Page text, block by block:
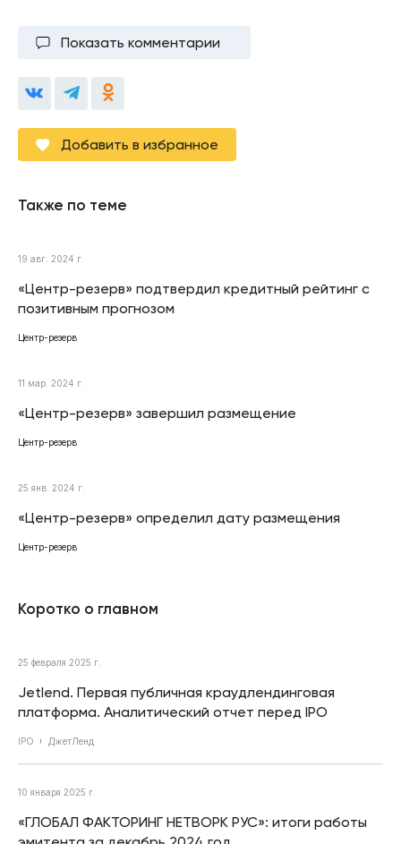
Показать комментарии
Добавить в избранное
Также по теме
19 авг. 2024 г.
«Центр-резерв» подтвердил кредитный рейтинг с
позитивным прогнозом
Центр-резерв
11 мар. 2024 г.
«Центр-резерв» завершил размещение
Центр-резерв
25 янв. 2024 г.
«Центр-резерв» определил дату размещения
Центр-резерв
Коротко о главном
25 февраля 2025 г.
Jetlend. Первая публичная краудлендинговая
платформа. Аналитический отчет перед IPO
IPO ДжетЛенд
10 января 2025 г.
«ГЛОБАЛ ФАКТОРИНГ НЕТВОРК РУС»: итоги работы